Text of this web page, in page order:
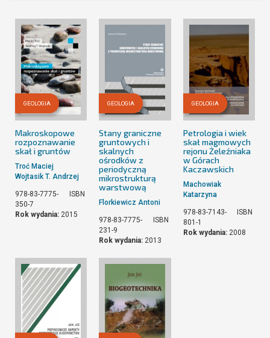
GEOLOGIA
Makroskopowe
rozpoznawanie
skał i gruntów
Troć Maciej
Wojtasik T. Andrzej
978-83-7775-
350-7
ISBN
Rok wydania: 2015
GEOLOGIA
Stany graniczne
gruntowych i
skalnych
ośrodków z
periodyczną
mikrostrukturą
warstwową
Florkiewicz Antoni
978-83-7775-
231-9
ISBN
Rok wydania: 2013
GEOLOGIA
Petrologia i wiek
skał magmowych
rejonu Żeleźniaka
w Górach
Kaczawskich
Machowiak
Katarzyna
978-83-7143-
801-1
ISBN
Rok wydania: 2008